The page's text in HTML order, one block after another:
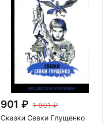
901
1 801
Сказки Севки Глущенко